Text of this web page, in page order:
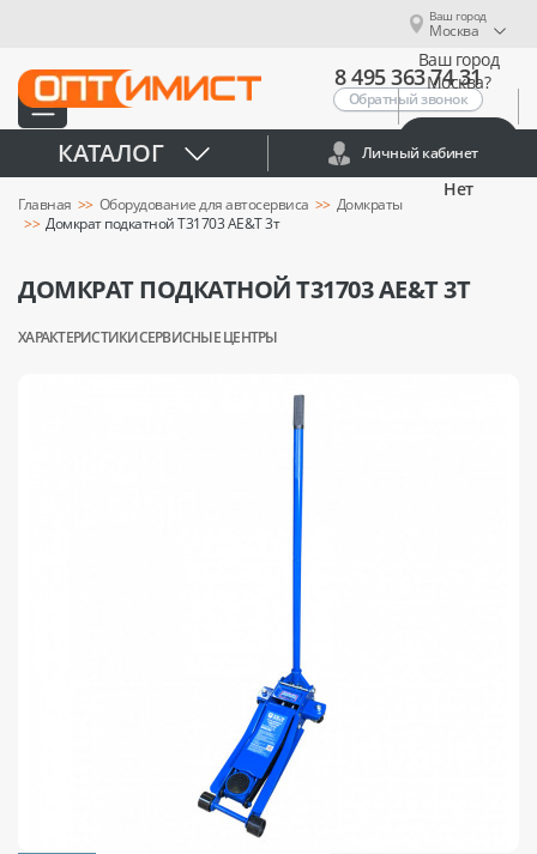
Ваш город
Москва
Ваш город
Москва?
Нет
8 495 363 74 31
Обратный звонок
КАТАЛОГ Личный кабинет
Главная Оборудование для автосервиса
Домкраты
Домкрат подкатной T31703 AE&T 3т
ДОМКРАТ ПОДКАТНОЙ T31703 AE&T 3Т
ХАРАКТЕРИСТИКИСЕРВИСНЫЕ ЦЕНТРЫ